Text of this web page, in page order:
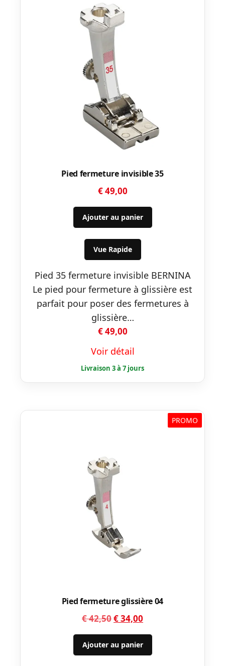
Pied fermeture invisible 35
€49,00
Ajouter au panier
Vue Rapide
Pied 35 fermeture invisible BERNINA
Le pied pour fermeture à glissière est
parfait pour poser des fermetures à
glissière…
€49,00
Voir détail
PROMO
Pied fermeture glissière 04
€42,50Le
prix
initial
était :
€34,00
prix
actuel
est :
Ajouter au panier